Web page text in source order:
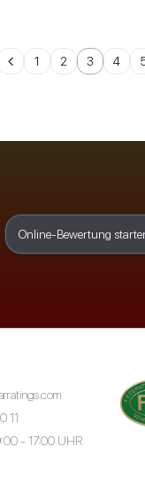
1 2 3 4
Online-Bewertung
11
- 17:00 UHR